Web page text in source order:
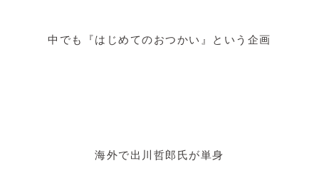
中でも『はじめてのおつかい』という企画
海外で出川哲郎氏が単身